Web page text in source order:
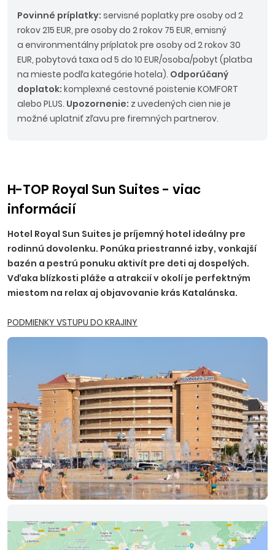
Povinné príplatky: servisné poplatky pre osoby od 2
rokov 215 EUR, pre osoby do 2 rokov 75 EUR, emisný
a environmentálny príplatok pre osoby od 2 rokov 30
EUR, pobytová taxa od 5 do 10 EUR/osoba/pobyt (platba
na mieste podľa kategórie hotela). Odporúčaný
doplatok: komplexné cestovné poistenie KOMFORT
alebo PLUS. Upozornenie: z uvedených cien nie je
možné uplatniť zľavu pre firemných partnerov.
H-TOP Royal Sun Suites - viac
informácií
Hotel Royal Sun Suites je príjemný hotel ideálny pre
rodinnú dovolenku. Ponúka priestranné izby, vonkajší
bazén a pestrú ponuku aktivít pre deti aj dospelých.
Vďaka blízkosti pláže a atrakcií v okolí je perfektným
miestom na relax aj objavovanie krás Katalánska.
PODMIENKY VSTUPU DO KRAJINY